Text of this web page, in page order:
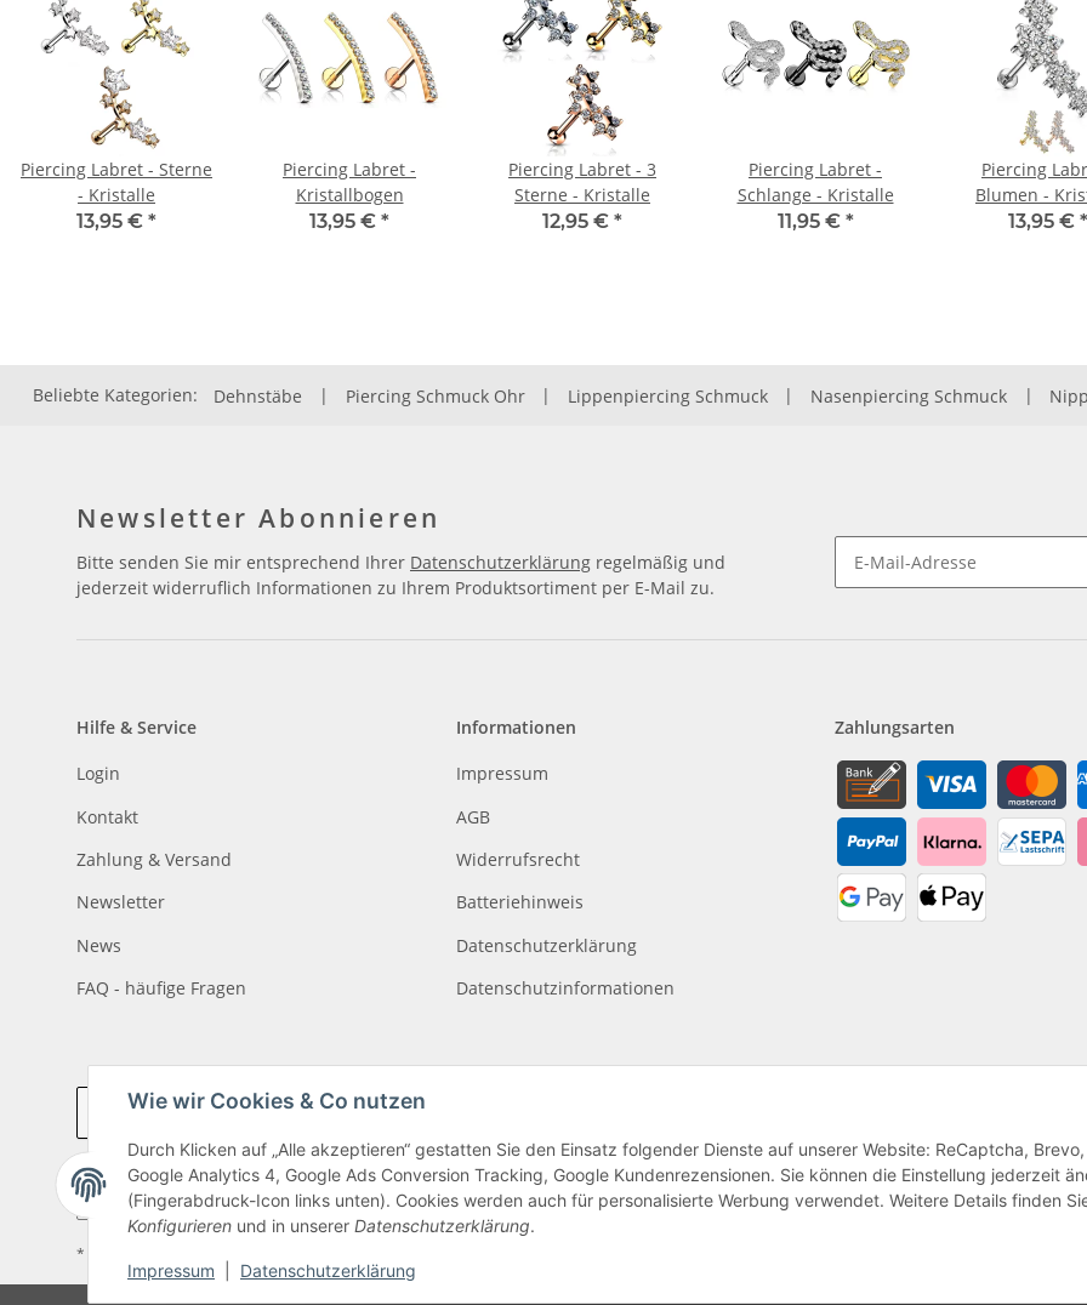
Wie wir Cookies & Co nutzen
Durch Klicken auf „Alle akzeptieren“ gestatten Sie den Einsatz folgender Dienste auf unserer Website: ReCaptcha, Brevo,
Google Analytics 4, Google Ads Conversion Tracking, Google Kundenrezensionen. Sie können die Einstellung jederzeit
(Fingerabdruck-Icon links unten). Cookies werden auch für personalisierte Werbung verwendet. Weitere Details finden
Konfigurieren und in unserer Datenschutzerklärung.
Impressum Datenschutzerklärung
Piercing Labret - Sterne
- Kristalle
13,95 € *
Piercing Labret -
Kristallbogen
13,95 € *
Piercing Labret - 3
Sterne - Kristalle
12,95 € *
Piercing Labret -
Schlange - Kristalle
11,95 € *
Piercing
Blumen -
13,95 € *
Beliebte Kategorien: Dehnstäbe | Piercing Schmuck Ohr | Lippenpiercing Schmuck | Nasenpiercing Schmuck |
Newsletter Abonnieren
Bitte senden Sie mir entsprechend Ihrer Datenschutzerklärung regelmäßig und
jederzeit widerruflich Informationen zu Ihrem Produktsortiment per E-Mail zu.
Hilfe & Service
Login
Kontakt
Zahlung & Versand
Newsletter
News
FAQ - häufige Fragen
Informationen
Impressum
AGB
Widerrufsrecht
Batteriehinweis
Datenschutzerklärung
Datenschutzinformationen
Zahlungsarten
Vertrag widerrufen
* Alle Preise inkl. gesetzlicher USt., zzgl.